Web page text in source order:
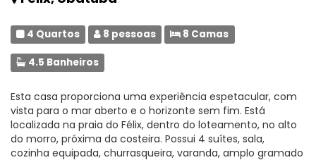
4 Quartos 8 pessoas 8 Camas
4.5 Banheiros
Esta casa proporciona uma experiência espetacular, com
vista para o mar aberto e o horizonte sem fim. Está
localizada na praia do Félix, dentro do loteamento, no alto
do morro, próxima da costeira. Possui 4 suítes, sala,
cozinha equipada, churrasqueira, varanda, amplo gramado